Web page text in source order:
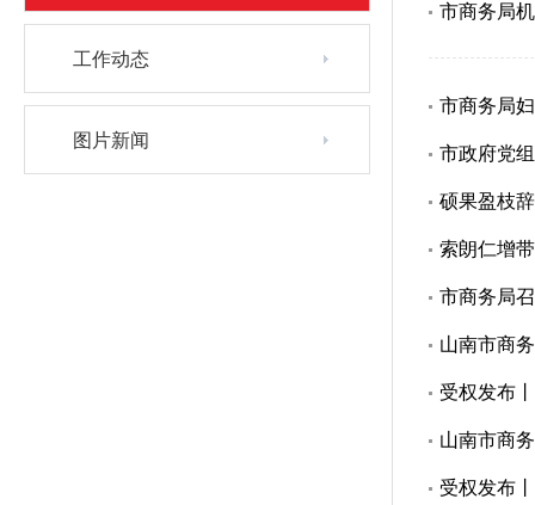
工作动态
图片新闻
市商务局
市商务局
市政府党
硕果盈枝
索朗仁增
市商务局
山南市商
受权发布
山南市商
受权发布